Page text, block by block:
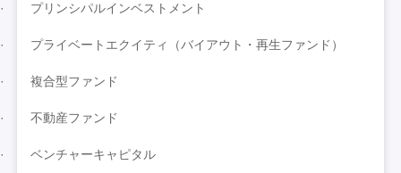
プリンシパルインベストメント
プライベートエクイティ（バイアウト・再生ファンド）
複合型ファンド
不動産ファンド
ベンチャーキャピタル